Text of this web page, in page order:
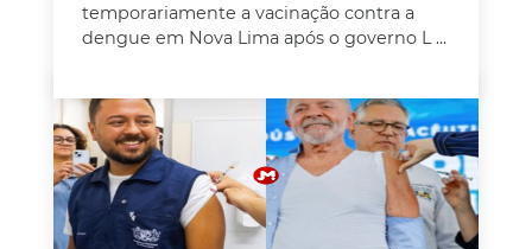
temporariamente a vacinação contra a
dengue em Nova Lima após o governo L ...